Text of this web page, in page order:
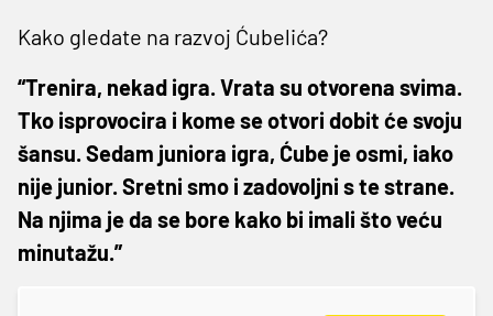
Kako gledate na razvoj Ćubelića?
“Trenira, nekad igra. Vrata su otvorena svima.
Tko isprovocira i kome se otvori dobit će svoju
šansu. Sedam juniora igra, Ćube je osmi, iako
nije junior. Sretni smo i zadovoljni s te strane.
Na njima je da se bore kako bi imali što veću
minutažu.”